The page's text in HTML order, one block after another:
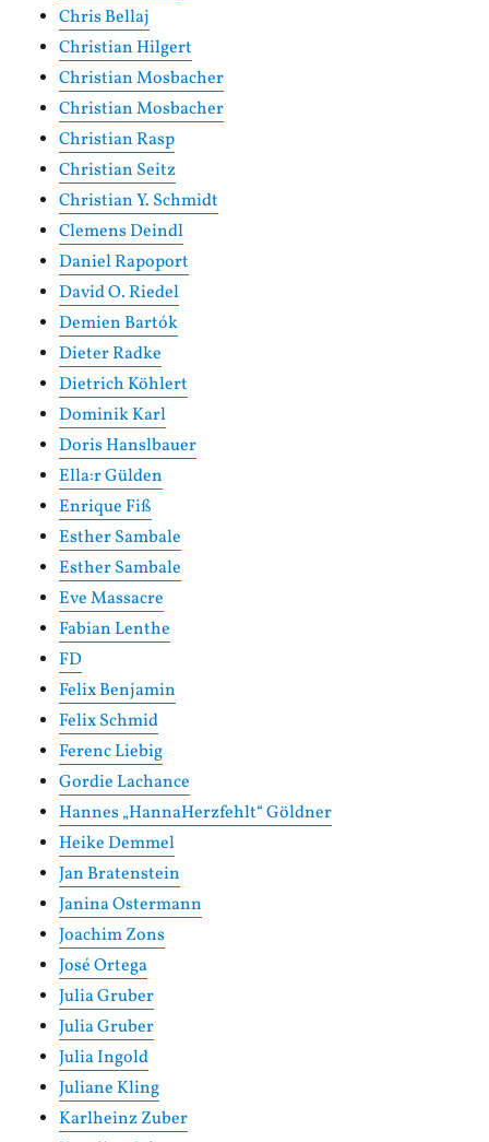
Chris Bellaj
Christian Hilgert
Christian Mosbacher
Christian Mosbacher
Christian Rasp
Christian Seitz
Christian Y. Schmidt
Clemens Deindl
Daniel Rapoport
David O. Riedel
Demien Bartók
Dieter Radke
Dietrich Köhlert
Dominik Karl
Doris Hanslbauer
Ella:r Gülden
Enrique Fiß
Esther Sambale
Esther Sambale
Eve Massacre
Fabian Lenthe
FD
Felix Benjamin
Felix Schmid
Ferenc Liebig
Gordie Lachance
Hannes „HannaHerzfehlt“ Göldner
Heike Demmel
Jan Bratenstein
Janina Ostermann
Joachim Zons
José Ortega
Julia Gruber
Julia Gruber
Julia Ingold
Juliane Kling
Karlheinz Zuber